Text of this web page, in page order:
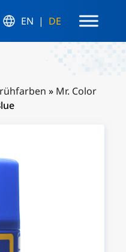
EN DE
» Mr. Color